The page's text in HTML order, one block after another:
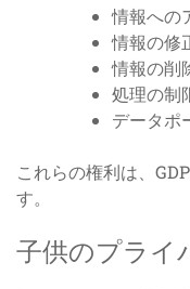
情報への
情報の修
情報の削
処理の制
データポ
これらの権利は、
す。
子供のプライ